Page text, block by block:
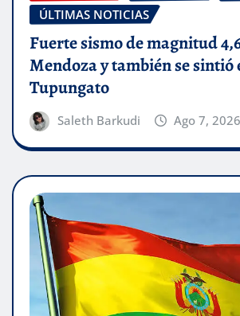
ÚLTIMAS NOTICIAS
Fuerte sismo de magnitud
Mendoza y también se sintió
Tupungato
Saleth Barkudi Ago 7, 2026